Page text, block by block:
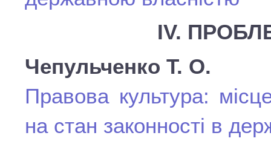
ІV.
Чепульченко Т. О.
Правова культура:
на стан законності в